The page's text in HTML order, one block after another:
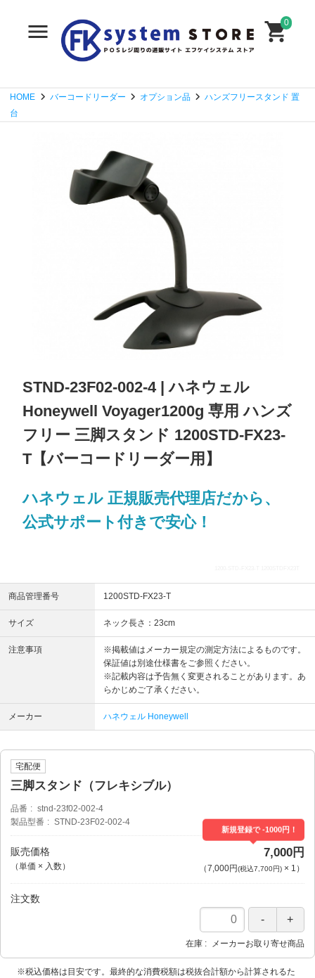
0
HOME バーコードリーダー オプション品
ハンズフリースタンド 置
台
STND-23F02-002-4 | ハネウェル
Honeywell Voyager1200g 専用 ハンズ
フリー 三脚スタンド 1200STD-FX23-
T【バーコードリーダー用】
ハネウェル 正規販売代理店だから、
公式サポート付きで安心！
商品管理番号 1200STD-FX23-T
サイズ ネック長さ：23cm
注意事項
※掲載値はメーカー規定の測定方法によるものです。
保証値は別途仕様書をご参照ください。
※記載内容は予告無く変更されることがあります。あ
らかじめご了承ください。
メーカー ハネウェル Honeywell
宅配便
三脚スタンド（フレキシブル）
品番
stnd-23f02-002-4
製品型番
STND-23F02-002-4
販売価格
（単価 × 入数）
新規登録で -1000円！
7,000円
（7,000円(税込7,700円)× 1 ）
注文数
在庫 メーカーお取り寄せ商品
※税込価格は目安です。最終的な消費税額は税抜合計額から計算されるた